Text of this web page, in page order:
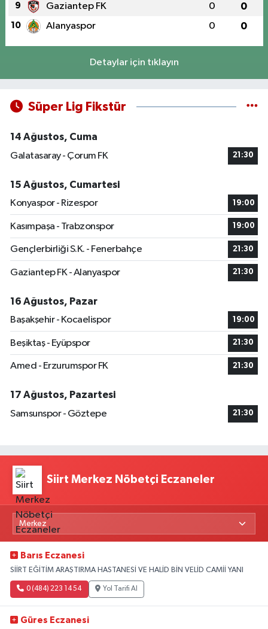
9 Gaziantep FK 0 0
10 Alanyaspor 0 0
Detaylar için tıklayın
Süper Lig Fikstür
14 Ağustos, Cuma
Galatasaray - Çorum FK
21:30
15 Ağustos, Cumartesi
Konyaspor - Rizespor
19:00
Kasımpaşa - Trabzonspor 19:00
Gençlerbirliği S.K. - Fenerbahçe 21:30
Gaziantep FK - Alanyaspor 21:30
16 Ağustos, Pazar
Başakşehir - Kocaelispor
19:00
Beşiktaş - Eyüpspor 21:30
Amed - Erzurumspor FK 21:30
17 Ağustos, Pazartesi
Samsunspor - Göztepe
21:30
Siirt Merkez Nöbetçi Eczaneler
Barıs Eczanesi
SİİRT EĞİTİM ARAŞTIRMA HASTANESİ VE HALİD BİN VELİD CAMİİ YANI
0 (484) 223 14 54 Yol Tarifi Al
Güres Eczanesi